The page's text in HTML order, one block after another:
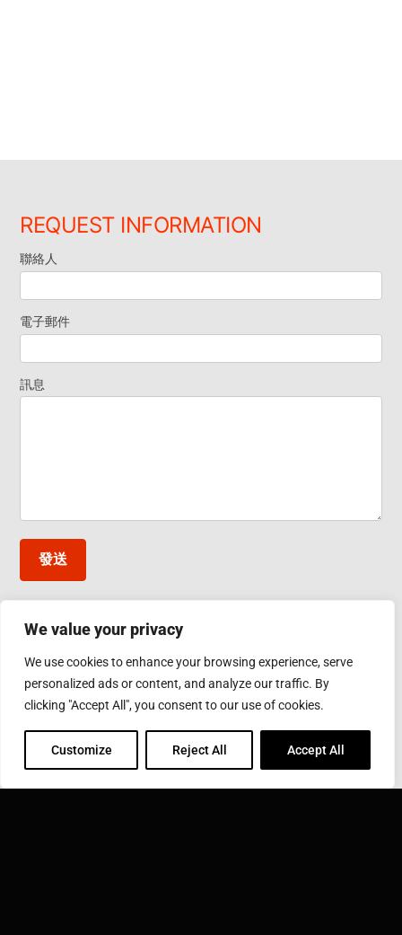
We value your privacy
We use cookies to enhance your browsing experience, serve
personalized ads or content, and analyze our traffic. By
clicking "Accept All", you consent to our use of cookies.
Customize Reject All Accept All
REQUEST INFORMATION
索
取
資
聯絡人
電子郵件
訊息
發送
台灣應達股份有限公司
彰化縣鹿港鎮彰濱工業區工業西五路10號
Phone: 886-4-7811630
Fax: 886-4-7811631